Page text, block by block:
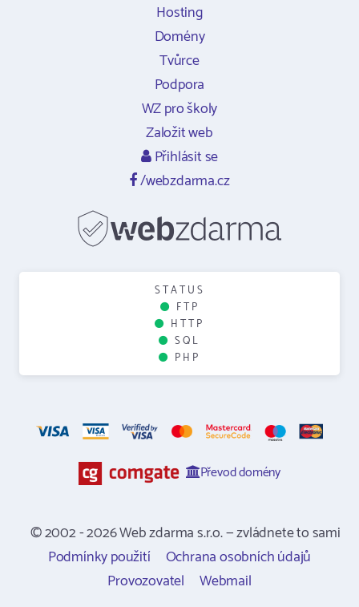
Hosting
Domény
Tvůrce
Podpora
WZ pro školy
Založit web
Přihlásit se
/webzdarma.cz
STATUS
FTP
HTTP
SQL
PHP
Převod domény
© 2002 - 2026 Web zdarma s.r.o. — zvládnete to sami
Podmínky použití
Ochrana osobních údajů
Provozovatel
Webmail